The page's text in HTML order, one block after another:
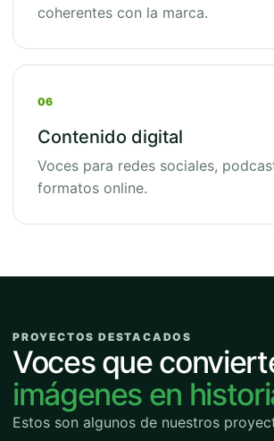
coherentes con la marca.
06
Contenido digital
Voces para redes sociales,
formatos online.
PROYECTOS DESTACADOS
Voces que
imágenes en
Estos son algunos de nuestros